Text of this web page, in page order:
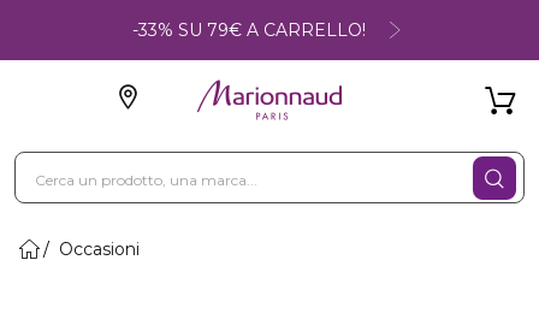
-33% SU 79€ A CARRELLO!
Occasioni